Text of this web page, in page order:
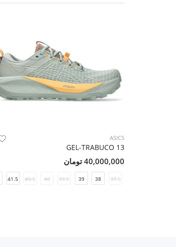
ASICS
GEL-TRABUCO 13
40,000,000 تومان
37.5
38
39
39.5
40
40.5
41.5